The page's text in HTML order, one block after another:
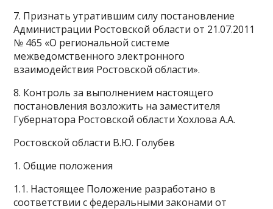
7. Признать утратившим силу постановление
Администрации Ростовской области от 21.07.2011
№ 465 «О региональной системе
межведомственного электронного
взаимодействия Ростовской области».
8. Контроль за выполнением настоящего
постановления возложить на заместителя
Губернатора Ростовской области Хохлова А.А.
Ростовской области В.Ю. Голубев
1. Общие положения
1.1. Настоящее Положение разработано в
соответствии с федеральными законами от